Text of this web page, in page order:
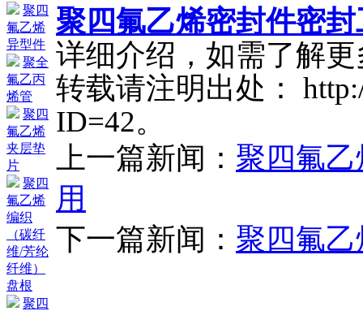
聚四
氟乙烯
异型件
聚全
氟乙丙
烯管
聚四
氟乙烯
夹层垫
片
聚四
氟乙烯
编织
（碳纤
维/芳纶
纤维）
盘根
聚四
聚四氟乙烯密封件密
详细介绍，如需了解
转载请注明出处：
ID=42。
上一篇新闻： 聚四氟
用
下一篇新闻： 聚四氟